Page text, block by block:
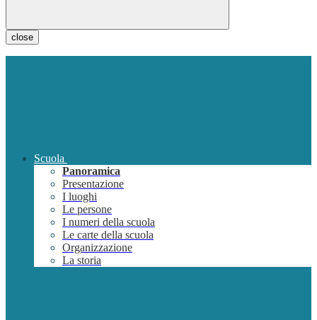
close
Scuola
Panoramica
Presentazione
I luoghi
Le persone
I numeri della scuola
Le carte della scuola
Organizzazione
La storia